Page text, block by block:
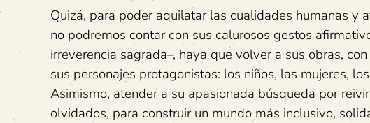
Quizá, para poder aquilatar las cualidades humanas y
no podremos contar con sus calurosos gestos
irreverencia sagrada–, haya que volver a sus obras,
sus personajes protagonistas: los niños, las mujeres,
Asimismo, atender a su apasionada búsqueda por
olvidados, para construir un mundo más inclusivo,